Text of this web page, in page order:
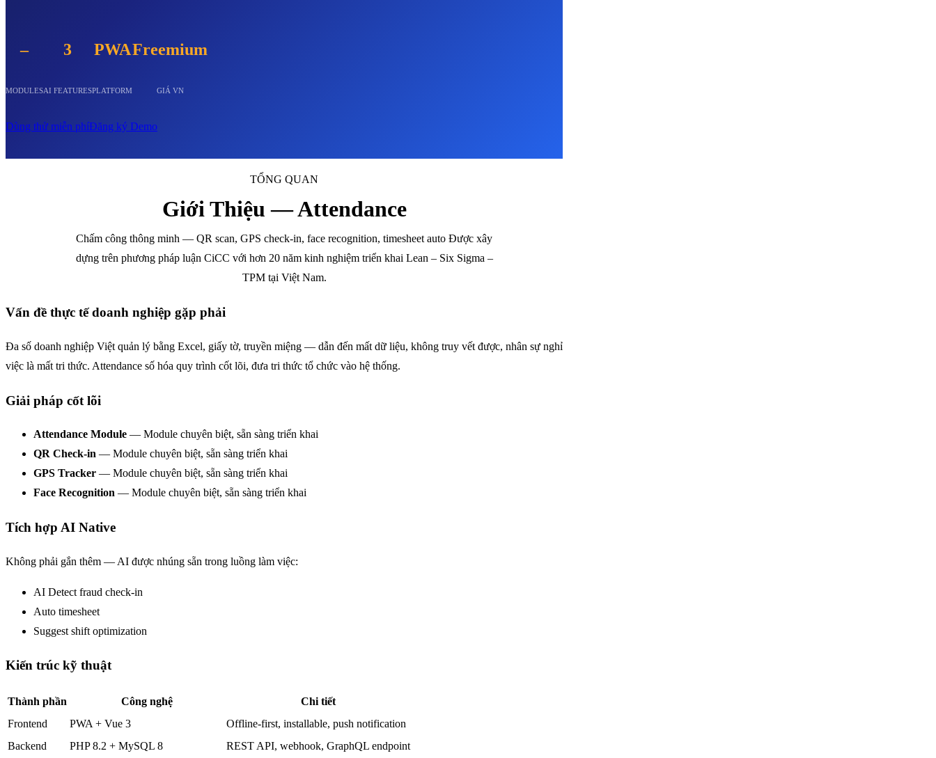
–
MODULES
3
AI FEATURES
PWA
PLATFORM
Freemium
GIÁ VN
Dùng thử miễn phíĐăng ký Demo
TỔNG QUAN
Giới Thiệu — Attendance
Chấm công thông minh — QR scan, GPS check-in, face recognition, timesheet auto Được xây
dựng trên phương pháp luận CiCC với hơn 20 năm kinh nghiệm triển khai Lean – Six Sigma –
TPM tại Việt Nam.
Vấn đề thực tế doanh nghiệp gặp phải
Đa số doanh nghiệp Việt quản lý bằng Excel, giấy tờ, truyền miệng — dẫn đến mất dữ liệu, không truy vết được, nhân sự nghỉ
việc là mất tri thức. Attendance số hóa quy trình cốt lõi, đưa tri thức tổ chức vào hệ thống.
Giải pháp cốt lõi
Attendance Module — Module chuyên biệt, sẵn sàng triển khai
QR Check-in — Module chuyên biệt, sẵn sàng triển khai
GPS Tracker — Module chuyên biệt, sẵn sàng triển khai
Face Recognition — Module chuyên biệt, sẵn sàng triển khai
Tích hợp AI Native
Không phải gắn thêm — AI được nhúng sẵn trong luồng làm việc:
AI Detect fraud check-in
Auto timesheet
Suggest shift optimization
Kiến trúc kỹ thuật
Thành phần Công nghệ
Chi tiết
Frontend
PWA + Vue 3
Offline-first, installable, push notification
Backend
PHP 8.2 + MySQL 8 REST API, webhook, GraphQL endpoint